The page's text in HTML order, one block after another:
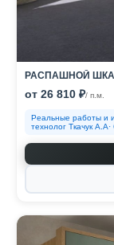
РАСПАШНОЙ
от 26 810 ₽/ п.м.
Реальные работы и
технолог Ткачук